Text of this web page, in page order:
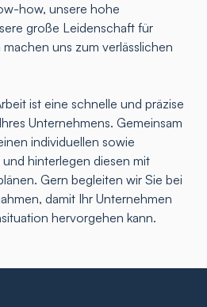
how, unsere hohe
große Leidenschaft für
uns zum verlässlichen
ist eine schnelle und präzise
Unternehmens. Gemeinsam
individuellen sowie
hinterlegen diesen mit
Gern begleiten wir Sie bei
damit Ihr Unternehmen
hervorgehen kann.